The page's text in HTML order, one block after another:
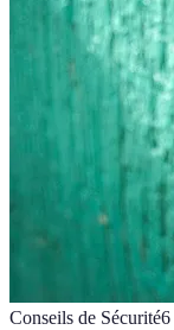
Conseils de Sécurité6